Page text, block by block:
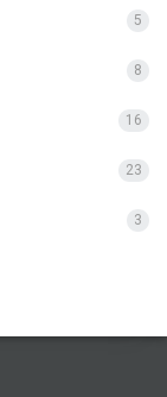
5
8
16
23
3